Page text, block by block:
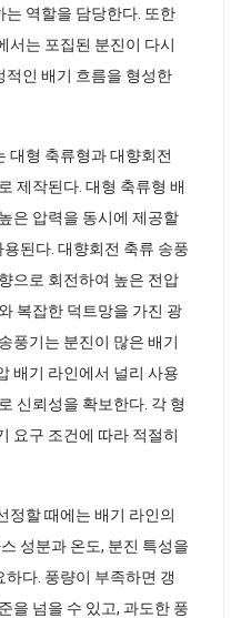
역할을 담당한다. 또한
서는 포집된 분진이 다시
적인 배기 흐름을 형성한
대형 축류형과 대향회전
제작된다. 대형 축류형 배
은 압력을 동시에 제공할
된다. 대향회전 축류 송풍
으로 회전하여 높은 전압
복잡한 덕트망을 가진 광
풍기는 분진이 많은 배기
배기 라인에서 널리 사용
신뢰성을 확보한다. 각 형
요구 조건에 따라 적절히
정할 때에는 배기 라인의
성분과 온도, 분진 특성을
다. 풍량이 부족하면 갱
을 넘을 수 있고, 과도한 풍